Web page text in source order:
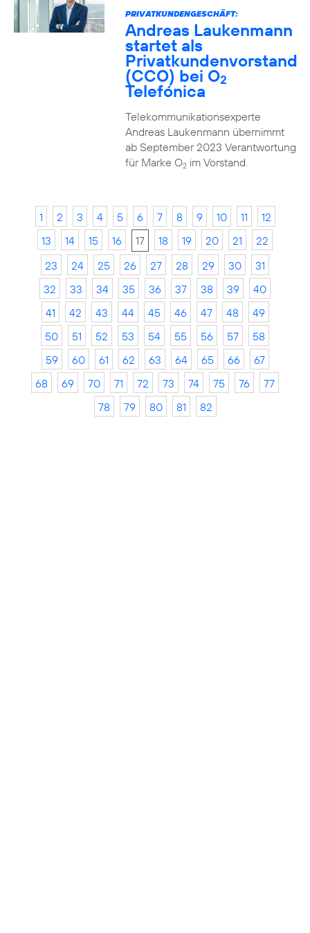
PRIVATKUNDENGESCHÄFT:
Andreas Laukenmann
startet als
Privatkundenvorstand
(CCO) bei O2
Telefónica
Telekommunikationsexperte
Andreas Laukenmann übernimmt
ab September 2023 Verantwortung
für Marke O2im Vorstand.
1 2 3 4 5 6 7 8 9 10 11
12
13
14 15 16 17 18 19 20 21
22
23
24 25 26 27 28 29 30
31
32
33 34 35 36 37 38 39
40
41
42 43 44 45 46 47 48
49
50
51 52 53 54 55 56 57
58
59
60 61 62 63 64 65 66
67
68
69 70 71 72 73 74 75 76
77
78
79 80 81 82